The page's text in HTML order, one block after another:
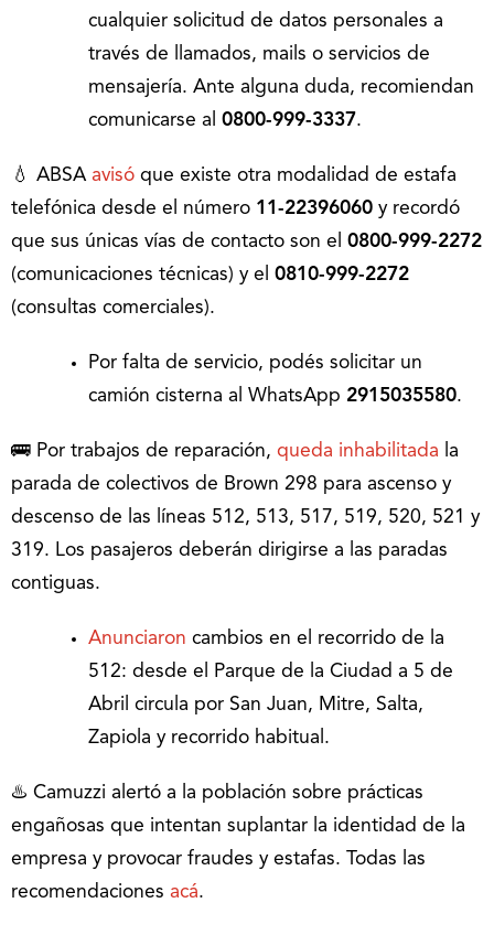
cualquier solicitud de datos personales a
través de llamados, mails o servicios de
mensajería. Ante alguna duda, recomiendan
comunicarse al 0800-999-3337.
💧 ABSA avisó que existe otra modalidad de estafa
telefónica desde el número 11-22396060 y recordó
que sus únicas vías de contacto son el 0800-999-2272
(comunicaciones técnicas) y el 0810-999-2272
(consultas comerciales).
Por falta de servicio, podés solicitar un
camión cisterna al WhatsApp 2915035580.
🚌 Por trabajos de reparación, queda inhabilitada la
parada de colectivos de Brown 298 para ascenso y
descenso de las líneas 512, 513, 517, 519, 520, 521 y
319. Los pasajeros deberán dirigirse a las paradas
contiguas.
Anunciaron cambios en el recorrido de la
512: desde el Parque de la Ciudad a 5 de
Abril circula por San Juan, Mitre, Salta,
Zapiola y recorrido habitual.
♨️ Camuzzi alertó a la población sobre prácticas
engañosas que intentan suplantar la identidad de la
empresa y provocar fraudes y estafas. Todas las
recomendaciones acá.